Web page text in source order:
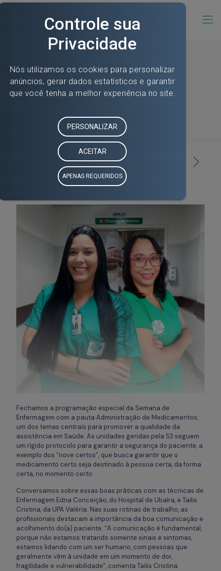
Administração de medicamentos:
segurança e técnica
Fechamos a programação especial da Semana de
Enfermagem com a pauta Administração de Medicamentos,
um dos temas centrais para promover a qualidade da
assistência em Saúde. As unidades geridas pela S3 seguem
um rígido protocolo para garantir a segurança do paciente, a
exemplo dos “nove certos”, que busca garantir que o
medicamento certo seja destinado à pessoa certa, da forma
certa, no momento certo.
Conversamos sobre essas boas práticas com as técnicas de
Enfermagem Edna Conceição, do Hospital de Ubaíra, e Tailis
Cristina, da UPA Valéria. Nas suas rotinas de trabalho, as
profissionais destacam a importância da boa comunicação e
acolhimento do(a) paciente. “A comunicação é fundamental,
porque não estamos tratando somente sinais e sintomas,
estamos lidando com um ser humano, com pessoas que
geralmente vêm à unidade em um momento de dor,
fragilidade e vulnerabilidade”, comenta Tailis Cristina.